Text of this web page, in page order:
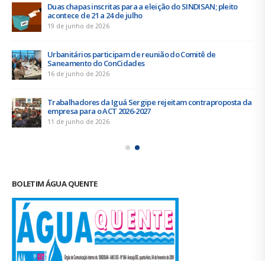
Duas chapas inscritas para a eleição do SINDISAN; pleito
acontece de 21 a 24 de julho
19 de junho de 2026
Urbanitários participam de reunião do Comitê de
Saneamento do ConCidades
16 de junho de 2026
Trabalhadores da Iguá Sergipe rejeitam contraproposta da
empresa para o ACT 2026-2027
11 de junho de 2026
BOLETIM ÁGUA QUENTE